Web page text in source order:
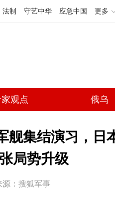
法制 守艺中华 应急中国 更多
观点 俄乌
舰集结演习，日
局势升级
： 搜狐军事